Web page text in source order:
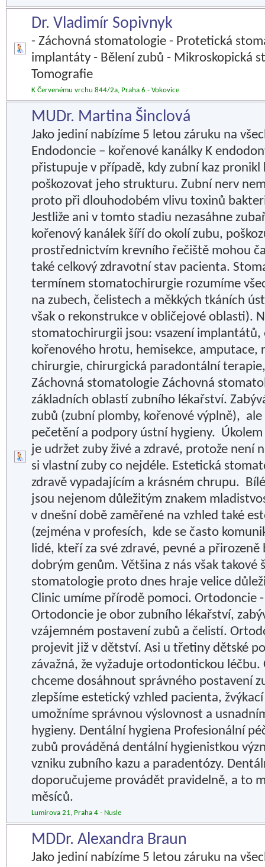
Dr. Vladimír Sopivnyk
- Záchovná stomatologie - Protetická
implantáty - Bělení zubů - Mikroskopická
Tomografie
K Červenému vrchu 844/2a, Praha 6 - Vokovice
MUDr. Martina Šinclová
Jako jediní nabízíme 5 letou záruku na
Endodoncie – kořenové kanálky K
přistupuje v případě, kdy zubní kaz pronikl
poškozovat jeho strukturu. Zubní nerv
proto při dlouhodobém vlivu toxinů
Jestliže ani v tomto stadiu nezasáhne
kořenový kanálek šíří do okolí zubu,
prostřednictvím krevního řečiště mohou
také celkový zdravotní stav pacienta.
termínem stomatochirurgie rozumíme
na zubech, čelistech a měkkých tkáních
však o rekonstrukce v obličejové oblasti).
stomatochirurgii jsou: vsazení implantátů,
kořenového hrotu, hemisekce,
chirurgie, chirurgická paradontální
Záchovná stomatologie Záchovná
základních oblastí zubního lékařství.
zubů (zubní plomby, kořenové výplně),
pečetění a podpory ústní hygieny.
je udržet zuby živé a zdravé, protože není
si vlastní zuby co nejdéle. Estetická
zdravě vypadajícím a krásném chrupu.
jsou nejenom důležitým znakem
v dnešní době zaměřené na vzhled také
(zejména v profesích, kde se často
lidé, kteří za své zdravé, pevné a
dobrým genům. Většina z nás však takové
stomatologie proto dnes hraje velice
Clinic umíme přírodě pomoci. Ortodoncie
Ortodoncie je obor zubního lékařství,
vzájemném postavení zubů a čelistí.
projevit již v dětství. Asi u třetiny dětské
závažná, že vyžaduje ortodontickou
chceme dosáhnout správného postavení
zlepšíme estetický vzhled pacienta,
umožníme správnou výslovnost a
hygieny. Dentální hygiena Profesionální
zubů prováděná dentální hygienistkou
vzniku zubního kazu a paradentózy.
doporučujeme provádět pravidelně, a to
měsíců.
Lumírova 21, Praha 4 - Nusle
MDDr. Alexandra Braun
Jako jediní nabízíme 5 letou záruku na